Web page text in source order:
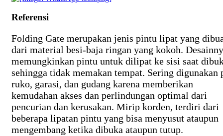
Referensi
Folding Gate merupakan jenis pintu lipat yang
dari material besi-baja ringan yang kokoh.
memungkinkan pintu untuk dilipat ke sisi saat
sehingga tidak memakan tempat. Sering digunakan
ruko, garasi, dan gudang karena memberikan
kemudahan akses dan perlindungan optimal dari
pencurian dan kerusakan. Mirip korden, terdiri dari
beberapa lipatan pintu yang bisa menyusut ataupun
mengembang ketika dibuka ataupun tutup.